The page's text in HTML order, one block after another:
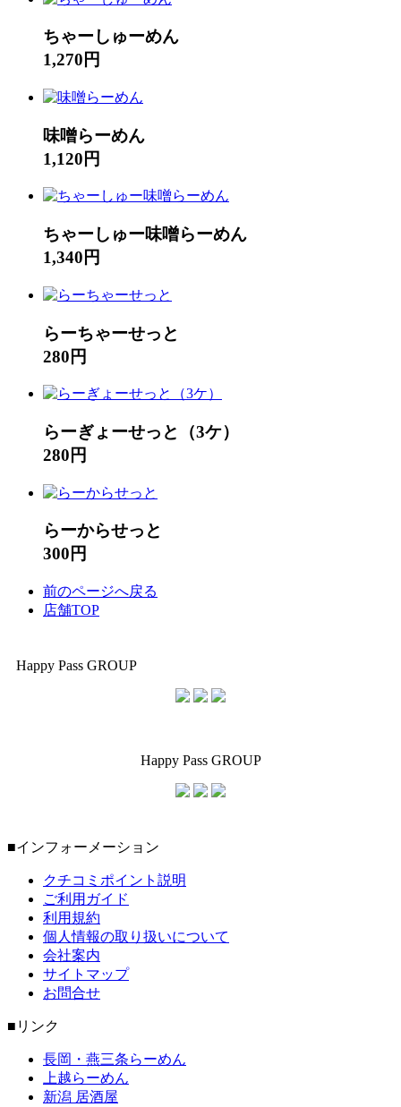
ちゃーしゅーめん
1,270円
味噌らーめん
1,120円
ちゃーしゅー味噌らーめん
1,340円
らーちゃーせっと
280円
らーぎょーせっと（3ケ）
280円
らーからせっと
300円
前のページへ戻る
店舗TOP
Happy Pass GROUP
Happy Pass GROUP
■インフォーメーション
クチコミポイント説明
ご利用ガイド
利用規約
個人情報の取り扱いについて
会社案内
サイトマップ
お問合せ
■リンク
長岡・燕三条らーめん
上越らーめん
新潟 居酒屋